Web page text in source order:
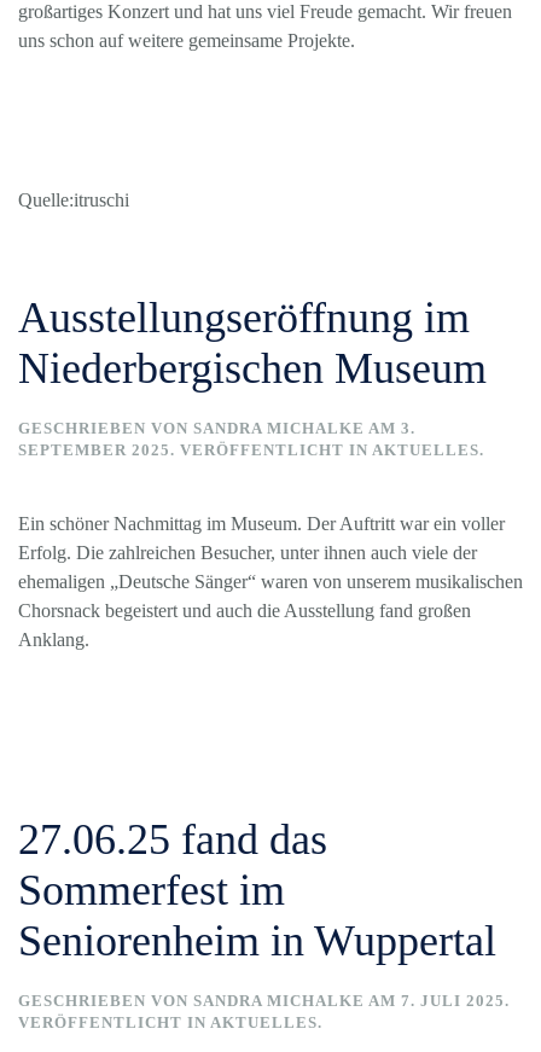
großartiges Konzert und hat uns viel Freude gemacht. Wir freuen
uns schon auf weitere gemeinsame Projekte.
Quelle:itruschi
Ausstellungseröffnung im
Niederbergischen Museum
GESCHRIEBEN VON SANDRA MICHALKE AM 3.
SEPTEMBER 2025. VERÖFFENTLICHT IN AKTUELLES.
Ein schöner Nachmittag im Museum. Der Auftritt war ein voller
Erfolg. Die zahlreichen Besucher, unter ihnen auch viele der
ehemaligen „Deutsche Sänger“ waren von unserem musikalischen
Chorsnack begeistert und auch die Ausstellung fand großen
Anklang.
27.06.25 fand das
Sommerfest im
Seniorenheim in Wuppertal
GESCHRIEBEN VON SANDRA MICHALKE AM 7. JULI 2025.
VERÖFFENTLICHT IN AKTUELLES.